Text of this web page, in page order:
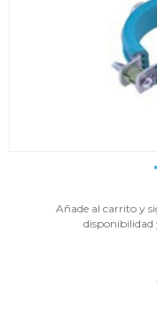
Añade al carrito y
disponibilidad